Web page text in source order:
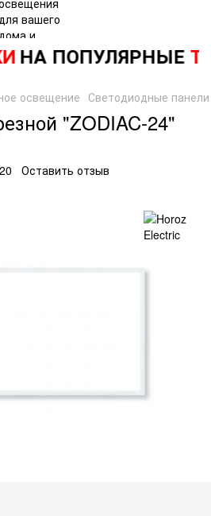
НА ПОПУЛЯРНЫЕ
освещение Светодиодные панели
"ZODIAC-24"
Оставить отзыв